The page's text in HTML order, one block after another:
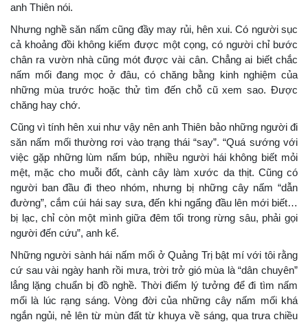
anh Thiên nói.
Nhưng nghề săn nấm cũng đầy may rủi, hên xui. Có người sục
cả khoảng đồi không kiếm được một cọng, có người chỉ bước
chân ra vườn nhà cũng mót được vài cân. Chẳng ai biết chắc
nấm mối đang mọc ở đâu, có chăng bằng kinh nghiệm của
những mùa trước hoặc thử tìm đến chỗ cũ xem sao. Được
chăng hay chớ.
Cũng vì tính hên xui như vậy nên anh Thiên bảo những người đi
săn nấm mối thường rơi vào trạng thái “say”. “Quá sướng với
việc gặp những lùm nấm búp, nhiều người hái không biết mỏi
mệt, mặc cho muỗi đốt, cành cây làm xước da thịt. Cũng có
người ban đầu đi theo nhóm, nhưng bị những cây nấm “dẫn
đường”, cắm cúi hái say sưa, đến khi ngẩng đầu lên mới biết…
bị lạc, chỉ còn một mình giữa đêm tối trong rừng sâu, phải gọi
người đến cứu”, anh kể.
Những người sành hái nấm mối ở Quảng Trị bật mí với tôi rằng
cứ sau vài ngày hanh rồi mưa, trời trở gió mùa là “dân chuyên”
lẳng lặng chuẩn bị đồ nghề. Thời điểm lý tưởng để đi tìm nấm
mối là lúc rạng sáng. Vòng đời của những cây nấm mối khá
ngắn ngủi, nẻ lên từ mùn đất từ khuya về sáng, qua trưa chiều